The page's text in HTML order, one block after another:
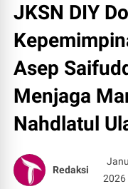
JKSN DIY
Asep
Menjaga
Nahdlatul
Redaksi
2026